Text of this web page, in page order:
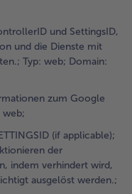
und SettingsID,
und die Dienste mit
Typ: web; Domain:
zum Google
web;
(if applicable);
der
indem verhindert wird,
ausgelöst werden.;